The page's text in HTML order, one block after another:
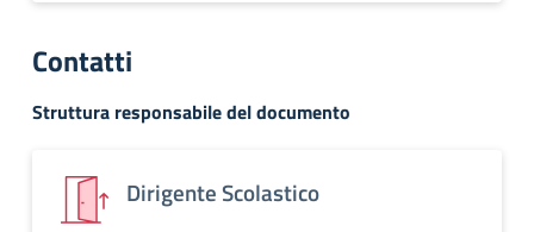
Contatti
Struttura responsabile del documento
Dirigente Scolastico